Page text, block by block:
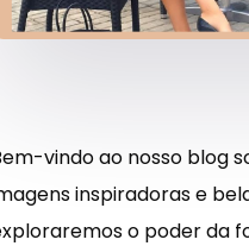
vindo ao nosso blog
inspiradoras e
o poder da